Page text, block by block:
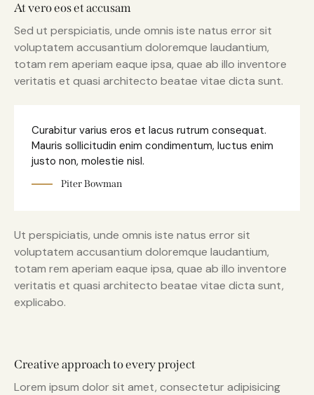
At vero eos et accusam
Sed ut perspiciatis, unde omnis iste natus error sit
voluptatem accusantium doloremque laudantium,
totam rem aperiam eaque ipsa, quae ab illo inventore
veritatis et quasi architecto beatae vitae dicta sunt.
Curabitur varius eros et lacus rutrum consequat.
Mauris sollicitudin enim condimentum, luctus enim
justo non, molestie nisl.
Piter Bowman
Ut perspiciatis, unde omnis iste natus error sit
voluptatem accusantium doloremque laudantium,
totam rem aperiam eaque ipsa, quae ab illo inventore
veritatis et quasi architecto beatae vitae dicta sunt,
explicabo.
Creative approach to every project
Lorem ipsum dolor sit amet, consectetur adipisicing